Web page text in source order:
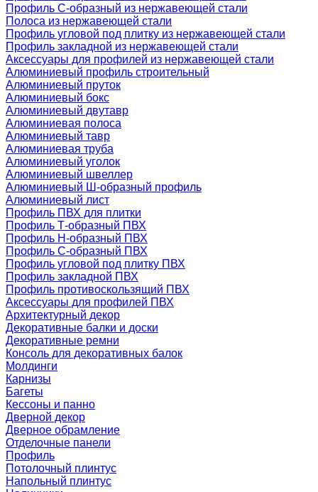
Профиль C-образный из нержавеющей стали
Полоса из нержавеющей стали
Профиль угловой под плитку из нержавеющей стали
Профиль закладной из нержавеющей стали
Аксессуары для профилей из нержавеющей стали
Алюминиевый профиль строительный
Алюминиевый пруток
Алюминиевый бокс
Алюминиевый двутавр
Алюминиевая полоса
Алюминиевый тавр
Алюминиевая труба
Алюминиевый уголок
Алюминиевый швеллер
Алюминиевый Ш-образный профиль
Алюминиевый лист
Профиль ПВХ для плитки
Профиль Т-образный ПВХ
Профиль H-образный ПВХ
Профиль C-образный ПВХ
Профиль угловой под плитку ПВХ
Профиль закладной ПВХ
Профиль противоскользящий ПВХ
Аксессуары для профилей ПВХ
Архитектурный декор
Декоративные балки и доски
Декоративные ремни
Консоль для декоративных балок
Молдинги
Карнизы
Багеты
Кессоны и панно
Дверной декор
Дверное обрамление
Отделочные панели
Профиль
Потолочный плинтус
Напольный плинтус